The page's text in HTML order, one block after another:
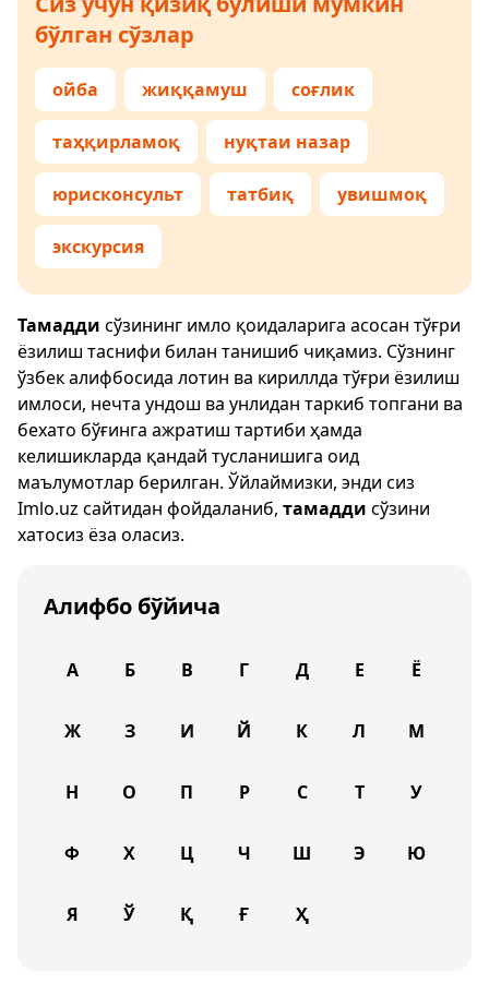
бўлган сўзлар
ойба жиққамуш соғлик
таҳқирламоқ нуқтаи назар
юрисконсульт татбиқ увишмоқ
экскурсия
Тамадди сўзининг имло қоидаларига асосан тўғри
ёзилиш таснифи билан танишиб чиқамиз. Сўзнинг
ўзбек алифбосида лотин ва кириллда тўғри ёзилиш
имлоси, нечта ундош ва унлидан таркиб топгани ва
бехато бўғинга ажратиш тартиби ҳамда
келишикларда қандай тусланишига оид
маълумотлар берилган. Ўйлаймизки, энди сиз
Imlo.uz сайтидан фойдаланиб, тамадди сўзини
хатосиз ёза оласиз.
Алифбо бўйича
А Б В Г Д Е Ё
Ж З И Й К Л М
Н О П Р С Т У
Ф Х Ц Ч Ш Э Ю
Я Ў Қ Ғ Ҳ